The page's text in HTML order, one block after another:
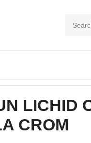
LICHID
CROM